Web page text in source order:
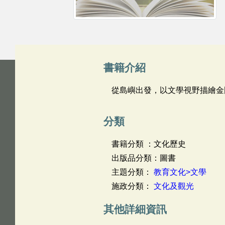
書籍介紹
從島嶼出發，以文學視野描繪
分類
書籍分類 ：文化歷史
出版品分類：圖書
主題分類： 教育文化>文學
施政分類： 文化及觀光
其他詳細資訊